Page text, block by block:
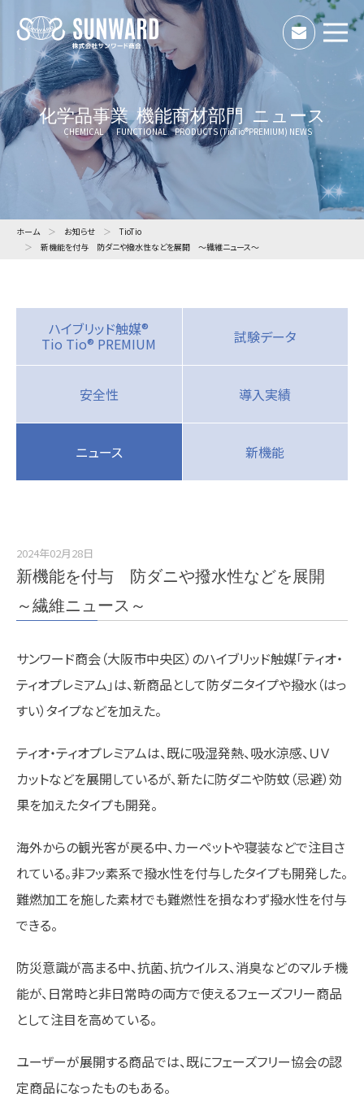
株式会社サ
お問い
化学品事業 機能商材部門 ニュース
ホーム お知らせ
TioTio
新機能を付与 防ダニや撥水性などを展開 ～繊維ニュース～
ハイブリッド触媒®
Tio Tio® PREMIUM 試験データ
安全性 導入実績
ニュース 新機能
2024年02月28日
新機能を付与 防ダニや撥水性などを展開
～繊維ニュース～
サンワード商会（大阪市中央区）のハイブリッド触媒「ティオ・
ティオプレミアム」は、新商品として防ダニタイプや撥水（はっ
すい）タイプなどを加えた。
ティオ・ティオプレミアムは、既に吸湿発熱、吸水涼感、ＵＶ
カットなどを展開しているが、新たに防ダニや防蚊（忌避）効
果を加えたタイプも開発。
海外からの観光客が戻る中、カーペットや寝装などで注目さ
れている。非フッ素系で撥水性を付与したタイプも開発した。
難燃加工を施した素材でも難燃性を損なわず撥水性を付与
できる。
防災意識が高まる中、抗菌、抗ウイルス、消臭などのマルチ機
能が、日常時と非日常時の両方で使えるフェーズフリー商品
として注目を高めている。
ユーザーが展開する商品では、既にフェーズフリー協会の認
定商品になったものもある。